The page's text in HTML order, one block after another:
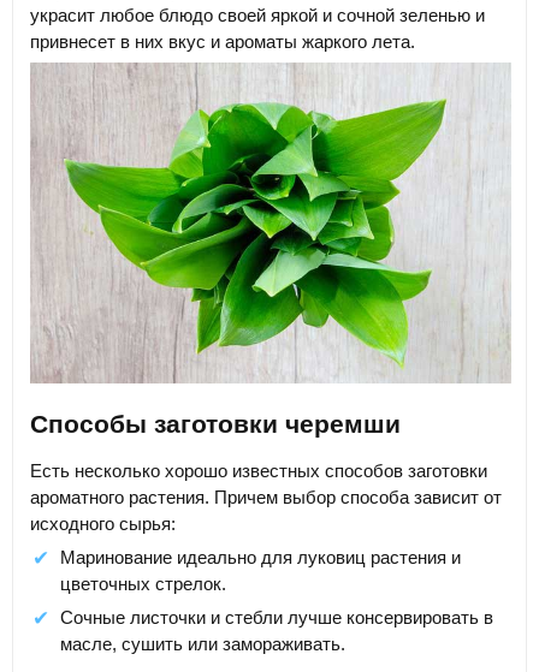
украсит любое блюдо своей яркой и сочной зеленью и
привнесет в них вкус и ароматы жаркого лета.
Способы заготовки черемши
Есть несколько хорошо известных способов заготовки
ароматного растения. Причем выбор способа зависит от
исходного сырья:
Маринование идеально для луковиц растения и
цветочных стрелок.
Сочные листочки и стебли лучше консервировать в
масле, сушить или замораживать.